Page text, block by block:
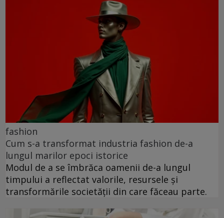
fashion
Cum s-a transformat industria fashion de-a
lungul marilor epoci istorice
Modul de a se îmbrăca oamenii de-a lungul
timpului a reflectat valorile, resursele și
transformările societății din care făceau parte.